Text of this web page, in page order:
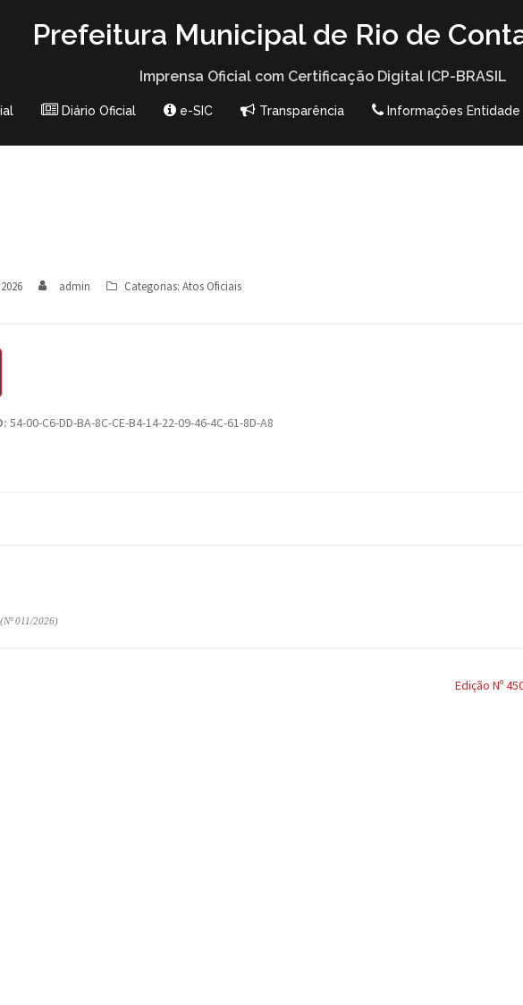
Prefeitura Municipal de Rio de
Imprensa Oficial com Certificação Digital ICP-BRASIL
Diário Oficial e-SIC Transparência Informações Entidade
admin Categorias: Atos Oficiais
54-00-C6-DD-BA-8C-CE-B4-14-22-09-46-4C-61-8D-A8
011/2026)
Edição Nº